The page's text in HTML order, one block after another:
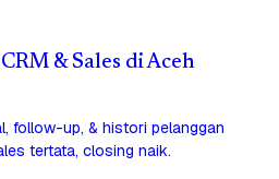
& Sales di Aceh
follow-up, & histori pelanggan
tertata, closing naik.